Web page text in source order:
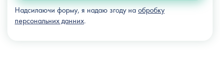
Надсилаючи форму, я надаю згоду наобробку
персональних данних.